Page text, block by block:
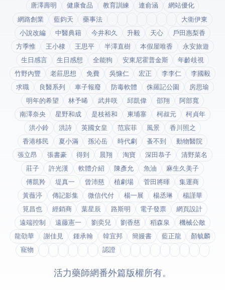
唐澤壽明
健康食品 教育訓練 連俞涵
網站優化
網路創業
藍鈞天 藥事法
大衛伊東
小說改編
中醫典籍 今井和久 升毅 天心
戶田惠梨香
方季惟
王小棣 王思平 半澤直樹 本假屋唯香
永安旅遊
生日感言
生日感想 全能狗 安東尼霍普金斯
年齡歧視
竹野內豐
老莊思想 免費 吳慷仁 宏正 李李仁
李國毅
求職
良醫系列 車子報廢 防毒軟體 侏羅記公園
房思瑜
明年的希望
林予晞 武井咲 邱凱偉 邵翔
阿部寬
南澤奈央
星野和成 是枝裕和 柬埔寨 柯叔元
柯貞年
洪小鈴
洪詩 英國女皇 范宸菲 風景
香川照之
香港移民
夏小滿 孫沁岳 時代劇 蚤不到
動物醫院
張立昂
張書豪 得到app 晨翔 淘寶 深田恭子
清野菜名
莊子
許光漢 軟體介紹 陳彥允 魚油
麻生久美子
傅凱羚
堤真一 曾沛慈 植劇場 菅田將暉
集運商
黃薇渟
傳記影集 微信代付 楊一展 楊丞琳
楊謹華
筧昌也
經銷商 葉星辰 路斯明 電子發票
網頁設計
遠端控制
遠藤憲一 劉奕兒 劉香慈 稻森泉
機械公敵
龍劭華
謝佳見 鍾承翰 韓宜邦 簡嫚書 藍正龍
顏毓麟
寵物
fda認證
© 2026 活力藥師網番外篇. 版權所有。